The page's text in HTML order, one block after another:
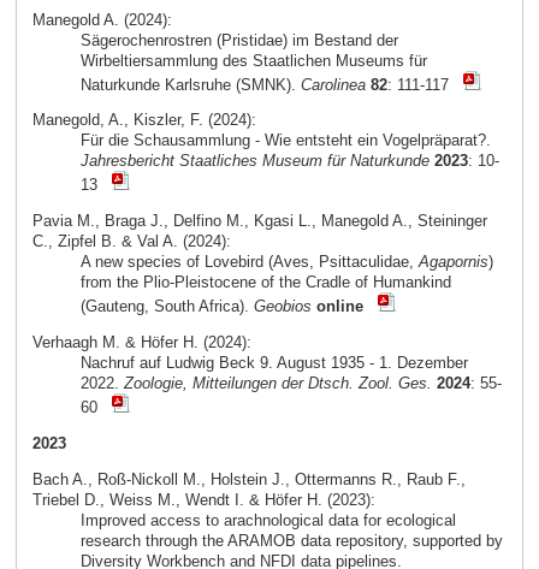
Manegold A. (2024):
Sägerochenrostren (Pristidae) im Bestand der
Wirbeltiersammlung des Staatlichen Museums für
Naturkunde Karlsruhe (SMNK). Carolinea 82: 111-117
Manegold, A., Kiszler, F. (2024):
Für die Schausammlung - Wie entsteht ein Vogelpräparat?.
Jahresbericht Staatliches Museum für Naturkunde 2023: 10-
13
Pavia M., Braga J., Delfino M., Kgasi L., Manegold A., Steininger
C., Zipfel B. & Val A. (2024):
A new species of Lovebird (Aves, Psittaculidae,Agapornis)
from the Plio-Pleistocene of the Cradle of Humankind
(Gauteng, South Africa). Geobios online
Verhaagh M. & Höfer H. (2024):
Nachruf auf Ludwig Beck 9. August 1935 - 1. Dezember
2022. Zoologie, Mitteilungen der Dtsch. Zool. Ges. 2024: 55-
60
2023
Bach A., Roß-Nickoll M., Holstein J., Ottermanns R., Raub F.,
Triebel D., Weiss M., Wendt I. & Höfer H. (2023):
Improved access to arachnological data for ecological
research through the ARAMOB data repository, supported by
Diversity Workbench and NFDI data pipelines.